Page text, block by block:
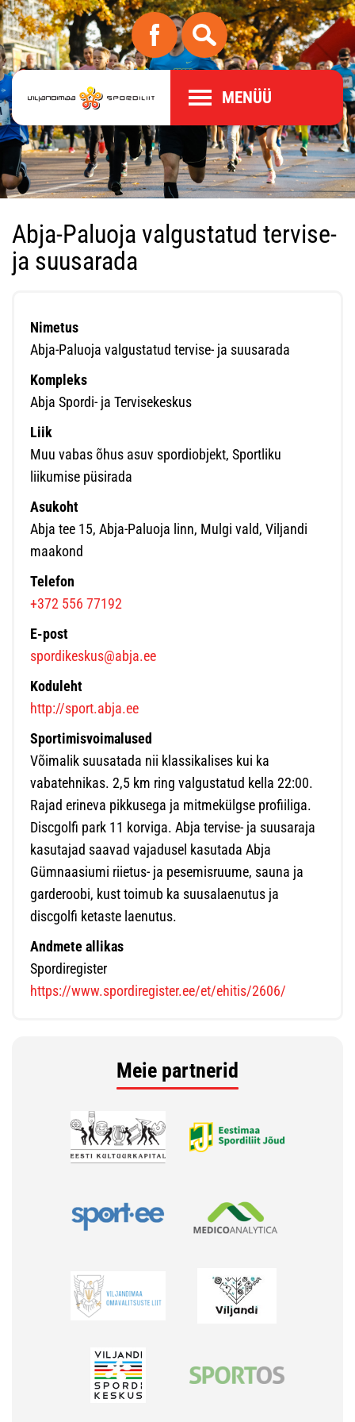
MENÜÜ
Abja-Paluoja valgustatud tervise-
ja suusarada
Nimetus
Abja-Paluoja valgustatud tervise- ja suusarada
Kompleks
Abja Spordi- ja Tervisekeskus
Liik
Muu vabas õhus asuv spordiobjekt, Sportliku
liikumise püsirada
Asukoht
Abja tee 15, Abja-Paluoja linn, Mulgi vald, Viljandi
maakond
Telefon
+372 556 77192
E-post
spordikeskus@abja.ee
Koduleht
http://sport.abja.ee
Sportimisvoimalused
Võimalik suusatada nii klassikalises kui ka
vabatehnikas. 2,5 km ring valgustatud kella 22:00.
Rajad erineva pikkusega ja mitmekülgse profiiliga.
Discgolfi park 11 korviga. Abja tervise- ja suusaraja
kasutajad saavad vajadusel kasutada Abja
Gümnaasiumi riietus- ja pesemisruume, sauna ja
garderoobi, kust toimub ka suusalaenutus ja
discgolfi ketaste laenutus.
Andmete allikas
Spordiregister
https://www.spordiregister.ee/et/ehitis/2606/
Meie partnerid